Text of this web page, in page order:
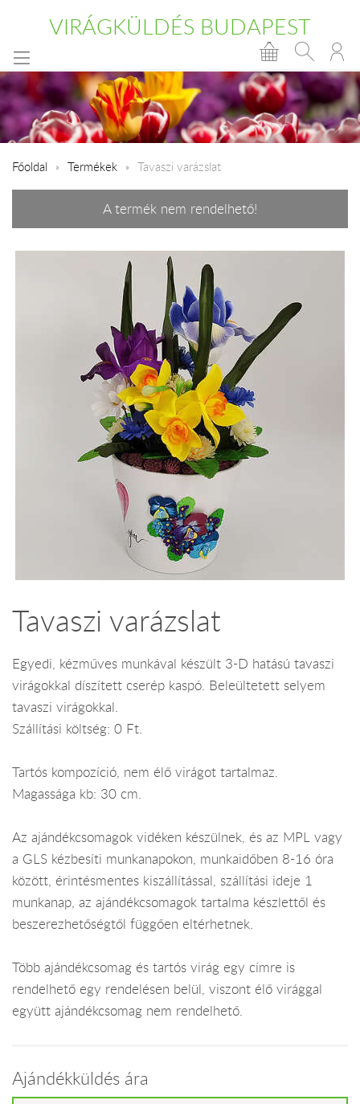
VIRÁGKÜLDÉS BUDAPEST
Főoldal Termékek Tavaszi varázslat
A termék nem rendelhető!
Tavaszi varázslat
Egyedi, kézműves munkával készült 3-D hatású tavaszi
virágokkal díszített cserép kaspó. Beleültetett selyem
tavaszi virágokkal.
Szállítási költség: 0 Ft.
Tartós kompozíció, nem élő virágot tartalmaz.
Magassága kb: 30 cm.
Az ajándékcsomagok vidéken készülnek, és az MPL vagy
a GLS kézbesíti munkanapokon, munkaidőben 8-16 óra
között, érintésmentes kiszállítással, szállítási ideje 1
munkanap, az ajándékcsomagok tartalma készlettől és
beszerezhetőségtől függően eltérhetnek.
Több ajándékcsomag és tartós virág egy címre is
rendelhető egy rendelésen belül, viszont élő virággal
együtt ajándékcsomag nem rendelhető.
Ajándékküldés ára